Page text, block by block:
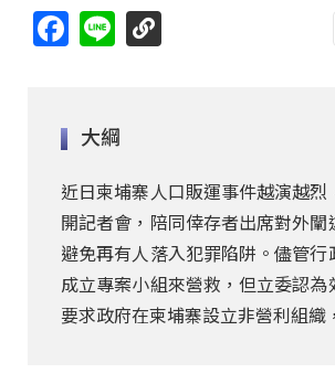
Facebook
Line
大綱
近日柬埔寨人口販運事件越演越烈
開記者會，陪同倖存者出席對外闡
避免再有人落入犯罪陷阱。儘管行
成立專案小組來營救，但立委認為
要求政府在柬埔寨設立非營利組織